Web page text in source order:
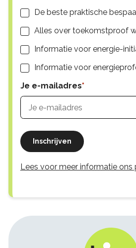
LijstenDe beste praktische
Alles over toekomstproof
Informatie voor energie-
Informatie voor
Je e-mailadres
Inschrijven
Lees voor meer informatie ons